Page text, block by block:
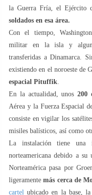
la Guerra Fría, el Ejército
soldados en esa área.
Con el tiempo,
militar en la isla y
transferidas a Dinamarca.
existiendo en el noroeste de
espacial Pituffik
En la actualidad, unos200
Aérea y la Fuerza Espacial
consiste en vigilar los
misiles balísticos, así como
La instalación tiene una
norteamericana debido a
Norteamérica pasa por
ligeramentemás cerca de
cartel ubicado en la base,